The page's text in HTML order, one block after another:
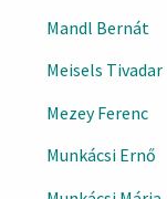
Mandl Bernát
Meisels Tivadar
Mezey Ferenc
Munkácsi Ernő